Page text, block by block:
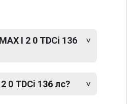
I 2 0 TDCi 136
0 TDCi 136 лс?